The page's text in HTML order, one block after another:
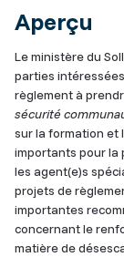
Aperçu
Le ministère du
parties
règlement à
sécurité
sur la formation et
importants pour la
les agent(e)s
projets de
importantes
concernant le
matière de